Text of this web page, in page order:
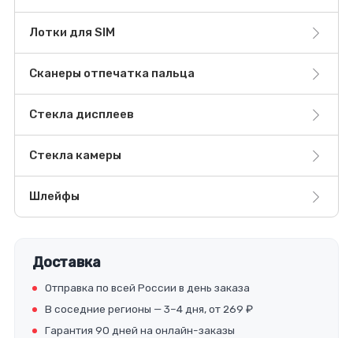
Лотки для SIM
Сканеры отпечатка пальца
Стекла дисплеев
Стекла камеры
Шлейфы
Доставка
Отправка по всей России в день заказа
В соседние регионы — 3–4 дня, от 269 ₽
Гарантия 90 дней на онлайн-заказы